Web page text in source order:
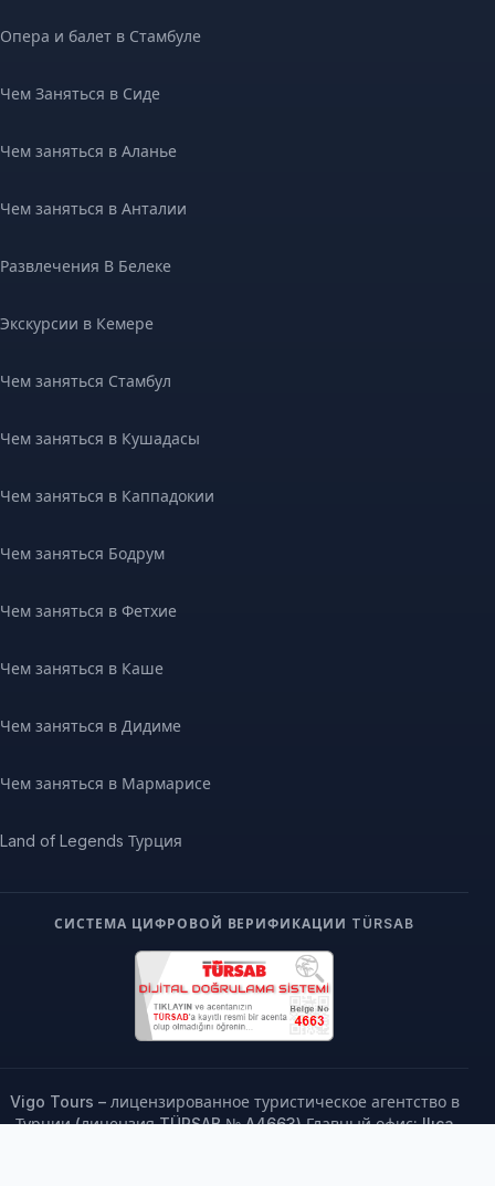
Опера и балет в Стамбуле
Чем Заняться в Сиде
Чем заняться в Аланье
Чем заняться в Анталии
Развлечения В Белеке
Экскурсии в Кемере
Чем заняться Стамбул
Чем заняться в Кушадасы
Чем заняться в Каппадокии
Чем заняться Бодрум
Чем заняться в Фетхие
Чем заняться в Каше
Чем заняться в Дидиме
Чем заняться в Мармарисе
Land of Legends Турция
СИСТЕМА ЦИФРОВОЙ ВЕРИФИКАЦИИ TÜRSAB
Vigo Tours – лицензированное туристическое агентство в
Турции (лицензия TÜRSAB № A4663) Главный офис: Ilıca